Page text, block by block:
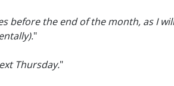
before the end of the month, as I
"
Thursday."